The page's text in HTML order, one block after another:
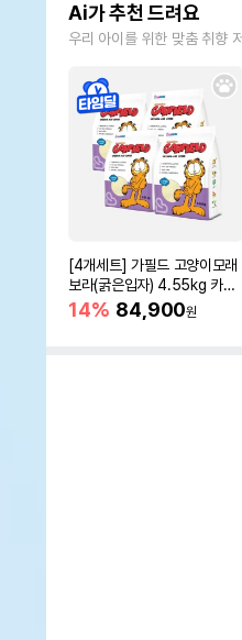
Ai가 추천 드려요
우리 아이를 위한 맞춤 취향
[4개세트] 가필드 고양이모래
보라(굵은입자) 4.55kg 카사
바모래
14% 84,900원